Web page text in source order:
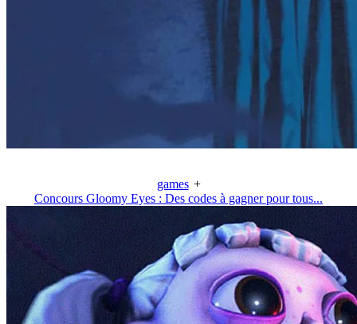
games +
Concours Gloomy Eyes : Des codes à gagner pour tous...